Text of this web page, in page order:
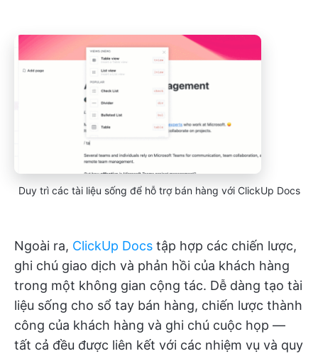
Duy trì các tài liệu sống để hỗ trợ bán hàng với ClickUp Docs
Ngoài ra, ClickUp Docs tập hợp các chiến lược,
ghi chú giao dịch và phản hồi của khách hàng
trong một không gian cộng tác. Dễ dàng tạo tài
liệu sống cho sổ tay bán hàng, chiến lược thành
công của khách hàng và ghi chú cuộc họp —
tất cả đều được liên kết với các nhiệm vụ và quy